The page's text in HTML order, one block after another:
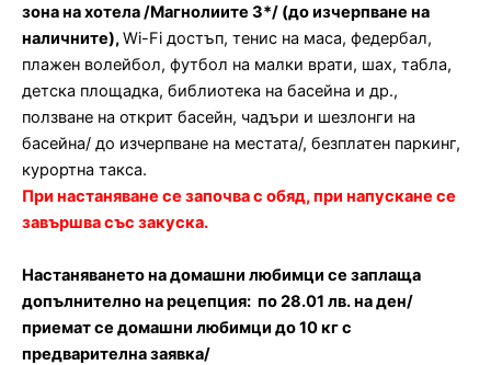
зона на хотела /Магнолиите 3*/ (до изчерпване на
наличните),Wi-Fi достъп, тенис на маса, федербал,
плажен волейбол, футбол на малки врати, шах, табла,
детска площадка, библиотека на басейна и др.,
ползване на открит басейн, чадъри и шезлонги на
басейна/ до изчерпване на местата/, безплатен паркинг,
курортна такса.
При настаняване се започва с обяд, при напускане се
завършва със закуска.
Настаняването на домашни любимци се заплаща
допълнително на рецепция: по 28.01 лв. на ден/
приемат се домашни любимци до 10 кг с
предварителна заявка/